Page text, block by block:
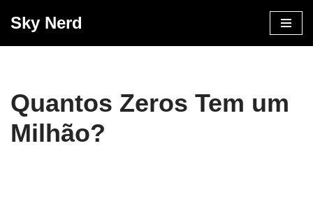
Sky Nerd
Quantos Zeros Tem um
Milhão?